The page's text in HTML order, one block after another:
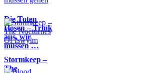
Die Toten
Hosen – Trink
aus, wir
müssen …
Stormkeep –
The